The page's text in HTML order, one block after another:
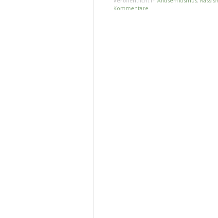
Kommentare